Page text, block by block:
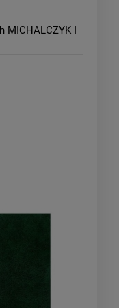
MICHALCZYK I